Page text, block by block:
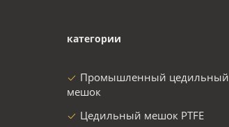
категории
Промышленный цедильный
мешок
Цедильный мешок PTFE